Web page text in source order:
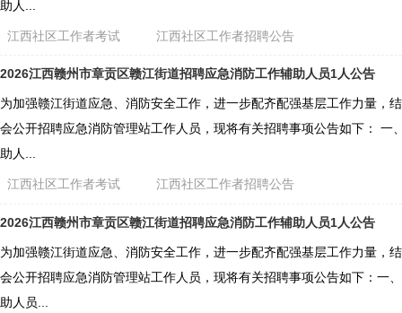
助人...
江西社区工作者考试 江西社区工作者招聘公告
2026江西赣州市章贡区赣江街道招聘应急消防工作辅助人员1人公告
为加强赣江街道应急、消防安全工作，进一步配齐配强基层工作力量，
会公开招聘应急消防管理站工作人员，现将有关招聘事项公告如下： 一
助人...
江西社区工作者考试 江西社区工作者招聘公告
2026江西赣州市章贡区赣江街道招聘应急消防工作辅助人员1人公告
为加强赣江街道应急、消防安全工作，进一步配齐配强基层工作力量，
会公开招聘应急消防管理站工作人员，现将有关招聘事项公告如下：一
助人员...